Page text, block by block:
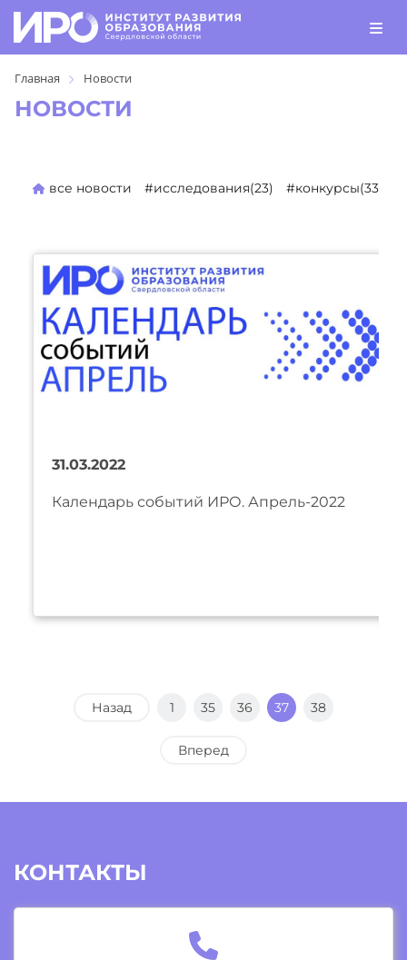
Главная Новости
НОВОСТИ
все новости #исследования(23) #конкурсы(330)
31.03.2022
Календарь событий ИРО. Апрель-2022
Назад 1 35 36 37 38
Вперед
КОНТАКТЫ